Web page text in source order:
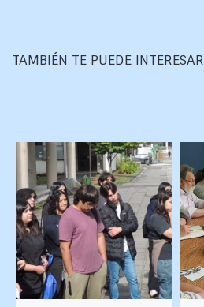
TAMBIÉN TE PUEDE INTERESAR